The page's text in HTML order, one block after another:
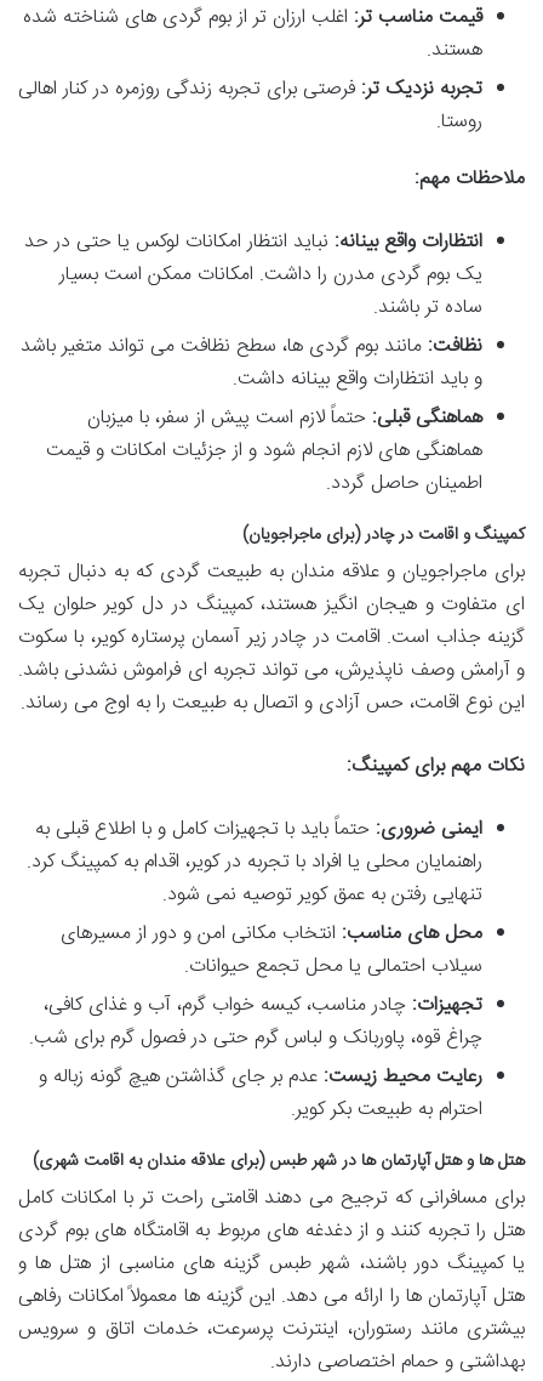
قیمت مناسب تر: اغلب ارزان تر از بوم گردی های شناخته شده
هستند.
تجربه نزدیک تر: فرصتی برای تجربه زندگی روزمره در کنار اهالی
روستا.
ملاحظات مهم:
انتظارات واقع بینانه: نباید انتظار امکانات لوکس یا حتی در حد
یک بوم گردی مدرن را داشت. امکانات ممکن است بسیار
ساده تر باشند.
نظافت: مانند بوم گردی ها، سطح نظافت می تواند متغیر باشد
و باید انتظارات واقع بینانه داشت.
هماهنگی قبلی: حتماً لازم است پیش از سفر، با میزبان
هماهنگی های لازم انجام شود و از جزئیات امکانات و قیمت
اطمینان حاصل گردد.
کمپینگ و اقامت در چادر (برای ماجراجویان)
برای ماجراجویان و علاقه مندان به طبیعت گردی که به دنبال تجربه
ای متفاوت و هیجان انگیز هستند، کمپینگ در دل کویر حلوان یک
گزینه جذاب است. اقامت در چادر زیر آسمان پرستاره کویر، با سکوت
و آرامش وصف ناپذیرش، می تواند تجربه ای فراموش نشدنی باشد.
این نوع اقامت، حس آزادی و اتصال به طبیعت را به اوج می رساند.
نکات مهم برای کمپینگ:
ایمنی ضروری: حتماً باید با تجهیزات کامل و با اطلاع قبلی به
راهنمایان محلی یا افراد با تجربه در کویر، اقدام به کمپینگ کرد.
تنهایی رفتن به عمق کویر توصیه نمی شود.
محل های مناسب: انتخاب مکانی امن و دور از مسیرهای
سیلاب احتمالی یا محل تجمع حیوانات.
تجهیزات: چادر مناسب، کیسه خواب گرم، آب و غذای کافی،
چراغ قوه، پاوربانک و لباس گرم حتی در فصول گرم برای شب.
رعایت محیط زیست: عدم بر جای گذاشتن هیچ گونه زباله و
احترام به طبیعت بکر کویر.
هتل ها و هتل آپارتمان ها در شهر طبس (برای علاقه مندان به اقامت شهری)
برای مسافرانی که ترجیح می دهند اقامتی راحت تر با امکانات کامل
هتل را تجربه کنند و از دغدغه های مربوط به اقامتگاه های بوم گردی
یا کمپینگ دور باشند، شهر طبس گزینه های مناسبی از هتل ها و
هتل آپارتمان ها را ارائه می دهد. این گزینه ها معمولاً امکانات رفاهی
بیشتری مانند رستوران، اینترنت پرسرعت، خدمات اتاق و سرویس
بهداشتی و حمام اختصاصی دارند.